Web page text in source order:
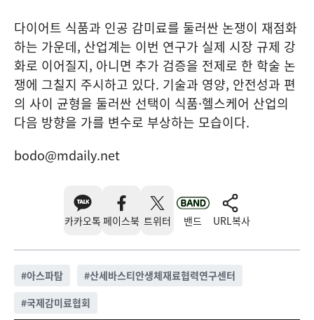
다이어트 식품과 인공 감미료를 둘러싼 논쟁이 재점화
하는 가운데, 산업계는 이번 연구가 실제 시장 규제 강
화로 이어질지, 아니면 추가 검증을 전제로 한 학술 논
쟁에 그칠지 주시하고 있다. 기술과 영양, 안전성과 편
의 사이 균형을 둘러싼 선택이 식품·헬스케어 산업의
다음 방향을 가를 변수로 부상하는 모습이다.
bodo@mdaily.net
카카오톡 페이스북 트위터 밴드 URL복사
#아스파탐 #산세바스티안생체재료협력연구센터
#국제감미료협회